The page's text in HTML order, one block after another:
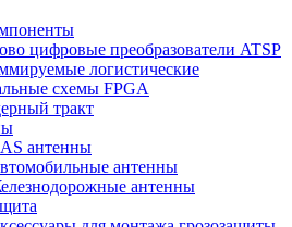
цифровые преобразователи ATSP
логистические
схемы FPGA
тракт
антенны
антенны
антенны